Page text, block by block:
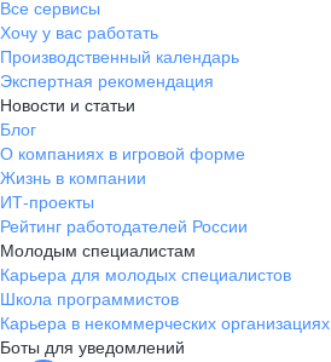
Все сервисы
Хочу у вас работать
Производственный календарь
Экспертная рекомендация
Новости и статьи
Блог
О компаниях в игровой форме
Жизнь в компании
ИТ-проекты
Рейтинг работодателей России
Молодым специалистам
Карьера для молодых специалистов
Школа программистов
Карьера в некоммерческих организациях
Боты для уведомлений